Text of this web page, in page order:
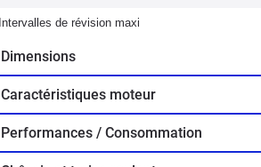
Intervalles de révision maxi
Dimensions
Caractéristiques moteur
Performances / Consommation